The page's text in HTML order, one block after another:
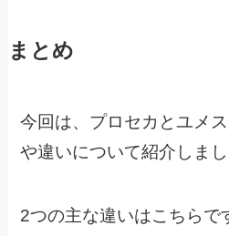
まとめ
今回は、プロセカとユメ
や違いについて紹介しまし
2つの主な違いはこちらで